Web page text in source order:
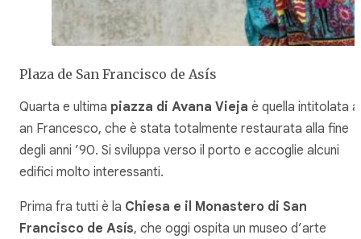
Plaza de San Francisco de Asís
Quarta e ultima piazza di Avana Vieja è quella intitolata a
an Francesco, che è stata totalmente restaurata alla fine
degli anni ’90. Si sviluppa verso il porto e accoglie alcuni
edifici molto interessanti.
Prima fra tutti è la Chiesa e il Monastero di San
Francisco de Asís, che oggi ospita un museo d’arte